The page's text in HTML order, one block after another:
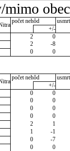
mimo obec
počet nehôd
+/-
2
0
2
-8
0 0
počet nehôd
+/-
0
0
0
0
0
0
0
0
2
1
1
-1
0
-7
0
0